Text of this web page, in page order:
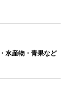
水産物・青果など